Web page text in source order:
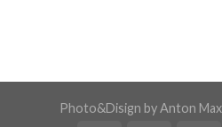
Photo&Disign by Anton